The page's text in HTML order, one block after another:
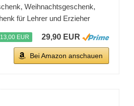
Weihnachtsgeschenk,
für Lehrer und Erzieher
EUR 29,90 EUR
Bei Amazon anschauen